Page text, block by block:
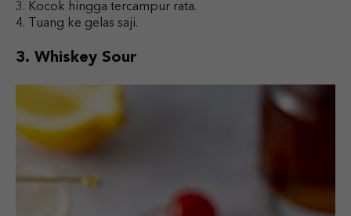
Kocok hingga tercampur rata.
Tuang ke gelas saji.
3. Whiskey Sour